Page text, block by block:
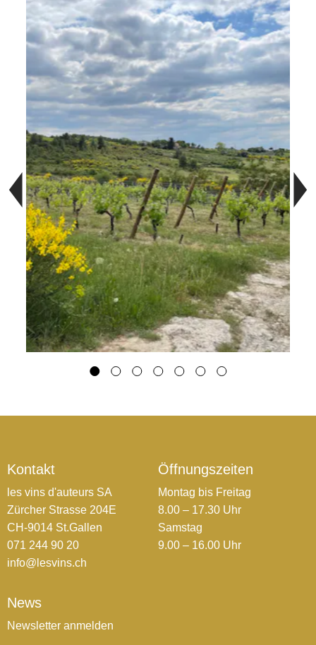
Bildergalerie überspringen
Kontakt
les vins d'auteurs SA
Zürcher Strasse 204E
CH-9014 St.Gallen
071 244 90 20
info@lesvins.ch
Öffnungszeiten
Montag bis Freitag
8.00 – 17.30 Uhr
Samstag
9.00 – 16.00 Uhr
News
Newsletter anmelden